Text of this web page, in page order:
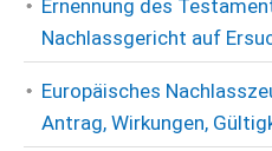
Ernennung des
Nachlassgericht auf
Europäisches
Antrag, Wirkungen,